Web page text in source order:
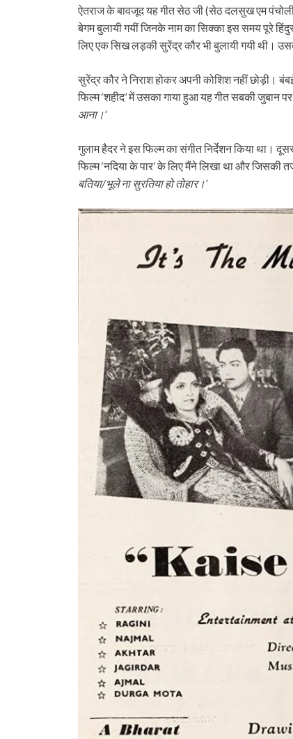
ऐतराज के बावजूद यह गीत सेठ जी (सेठ दलसुख एम
बेगम बुलायी गयीं जिनके नाम का सिक्का इस समय पूरे
लिए एक सिख लड़की सुरेंद्र कौर भी बुलायी गयी थी।
सुरेंद्र कौर ने निराश होकर अपनी कोशिश नहीं छोड़ी।
फिल्म ‘शहीद’ में उसका गाया हुआ यह गीत सबकी जुबान
आना।’
गुलाम हैदर ने इस फिल्म का संगीत निर्देशन किया था।
फिल्म ‘नदिया के पार’ के लिए मैंने लिखा था और जिसकी
बतिया/भूले ना सुरतिया हो तोहार।’